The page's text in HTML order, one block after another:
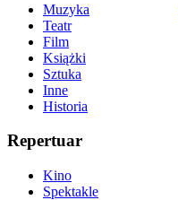
Muzyka
Teatr
Film
Książki
Sztuka
Inne
Historia
Repertuar
Kino
Spektakle